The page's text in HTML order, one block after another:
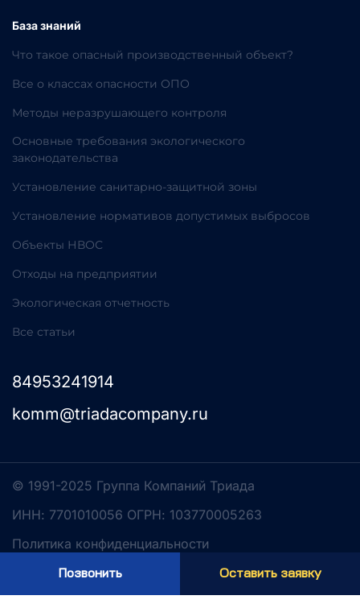
База знаний
Что такое опасный производственный объект?
Все о классах опасности ОПО
Методы неразрушающего контроля
Основные требования экологического
законодательства
Установление санитарно-защитной зоны
Установление нормативов допустимых выбросов
Объекты НВОС
Отходы на предприятии
Экологическая отчетность
Все статьи
84953241914
komm@triadacompany.ru
© 1991-2025 Группа Компаний Триада
ИНН: 7701010056 ОГРН: 103770005263
Политика конфиденциальности
Разработка сайта
Позвонить Оставить заявку